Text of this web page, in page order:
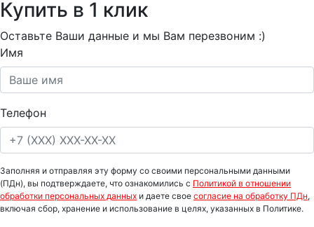
Купить в 1 клик
Оставьте Ваши данные и мы Вам перезвоним :)
Имя
Телефон
Заполняя и отправляя эту форму со своими персональными данными
(ПДн), вы подтверждаете, что ознакомились с Политикой в отношении
обработки персональных данных и даете свое согласие на обработку ПДн,
включая сбор, хранение и использование в целях, указанных в Политике.